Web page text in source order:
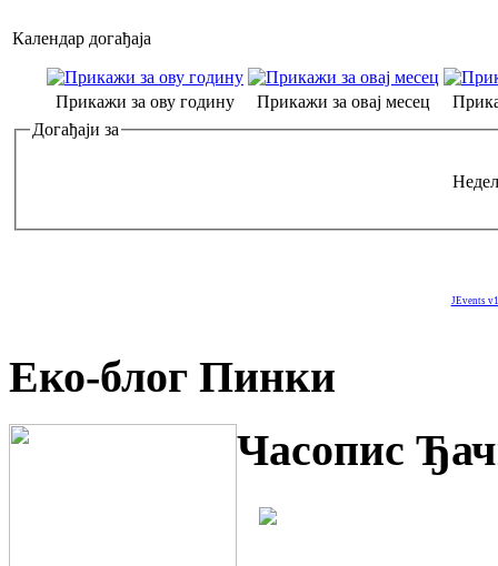
Календар догађаја
Прикажи за ову годину Прикажи за овај месец
Догађаји за
JEvents
Еко-блог Пинки
Часопис